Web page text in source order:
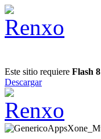
Este sitio requiere Flash 8
Descargar